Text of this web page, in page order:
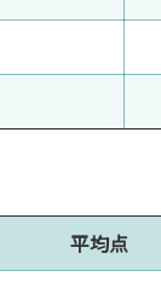
平均点